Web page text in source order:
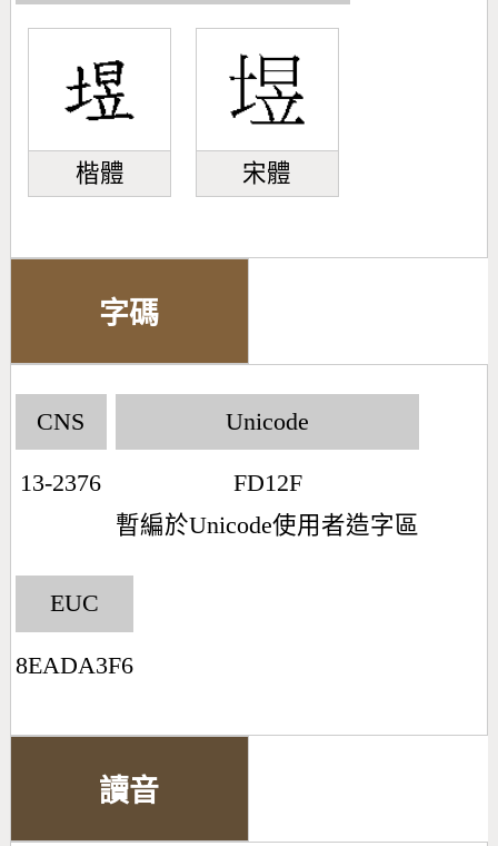
楷體 宋體
字碼
CNS
13-2376
Unicode
FD12F
暫編於Unicode使用者造字區
EUC
8EADA3F6
讀音